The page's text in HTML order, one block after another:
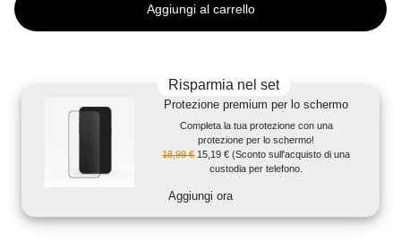
Aggiungi al carrello
Risparmia nel set
Protezione premium per lo schermo
Completa la tua protezione con una
protezione per lo schermo!
18,99 € 15,19 € (Sconto sull'acquisto di una
custodia per telefono.
Aggiungi ora